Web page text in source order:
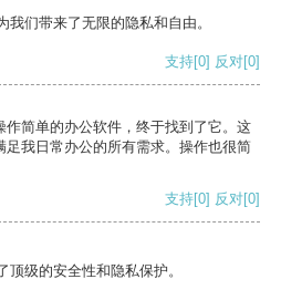
们带来了无限的隐私和自由。
支持[0] 反对[0]
简单的办公软件，终于找到了它。这
我日常办公的所有需求。操作也很简
支持[0] 反对[0]
级的安全性和隐私保护。